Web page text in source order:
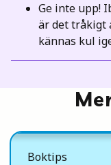
Ge inte upp!
är det tråkigt
kännas kul
Boktips